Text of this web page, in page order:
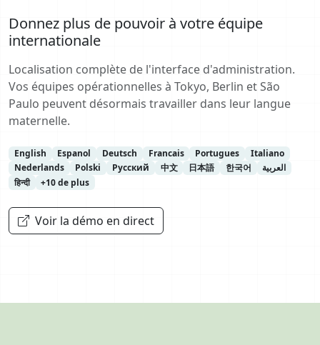
Donnez plus de pouvoir à votre équipe
internationale
Localisation complète de l'interface d'administration.
Vos équipes opérationnelles à Tokyo, Berlin et São
Paulo peuvent désormais travailler dans leur langue
maternelle.
English Espanol Deutsch Francais Portugues
Italiano
Nederlands
Polski Русский 中文 日本語 한국어
العربية
हिन्दी
+10 de plus
Voir la démo en direct